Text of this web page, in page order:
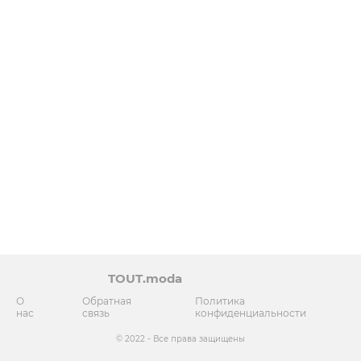
TOUT.moda
О
нас
Обратная
связь
Политика
конфиденциальности
© 2022 - Все права защищены